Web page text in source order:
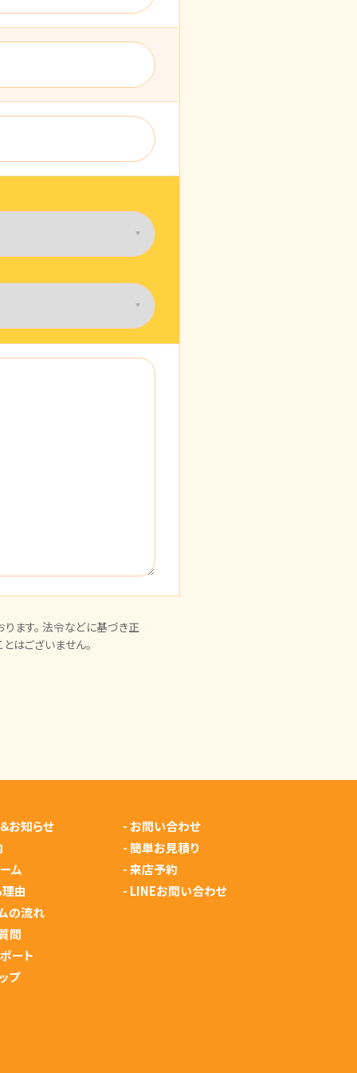
ます。 法令などに基づき正
はございません。
お知らせ
ム
由
の流れ
問
ート
プ
- お問い合わせ
-簡単お見積り
-来店予約
- LINEお問い合わせ